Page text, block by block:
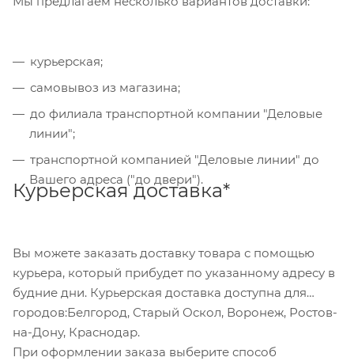
Также Вы можете оплатить товар, выбрав способ
"Банковский перевод", при этом будет
сформирован счет, который Вы сможете скачать
на странице оформления заказа и оплатить по
обратившись в отделение своего банка.
Для данного способа оплаты доступны к выбору
курьерская;
самовывоз из магазина;
до филиала транспортной компании "Деловые
линии";
транспортной компанией "Деловые линии" до
Вашего адреса ("до двери").
Курьерская доставка*
Вы можете заказать доставку товара с помощью
курьера, который прибудет по указанному адресу в
будние дни. Курьерская доставка доступна для
городов:Белгород, Старый Оскол, Воронеж, Ростов-
на-Дону, Краснодар.
При оформлении заказа выберите способ